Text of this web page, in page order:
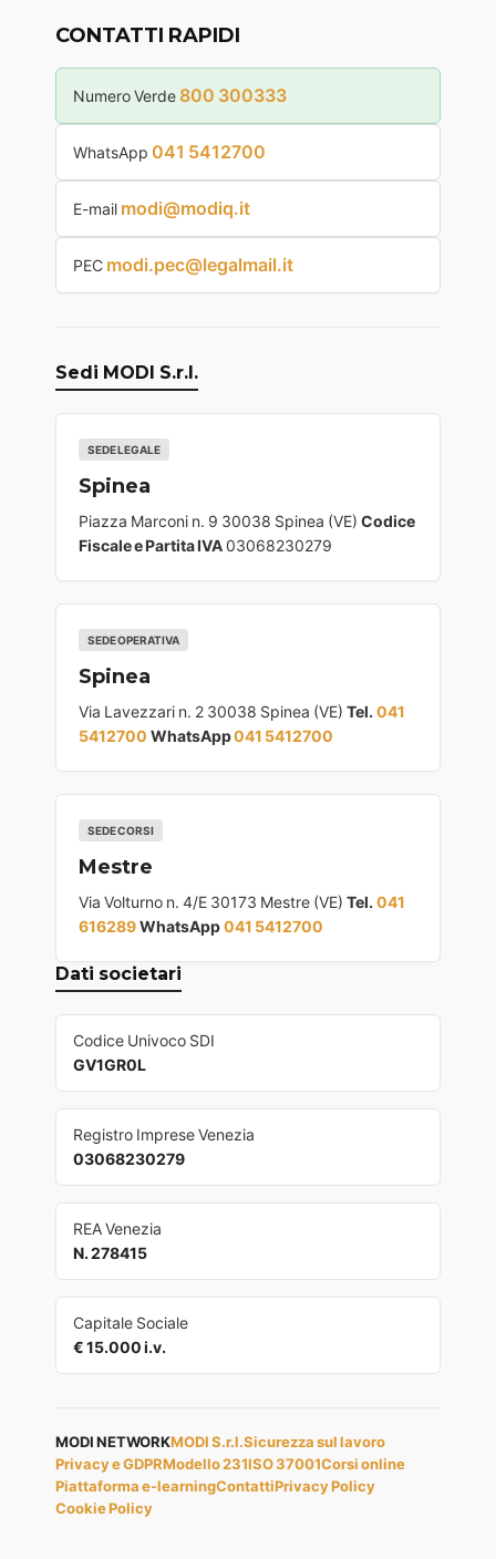
CONTATTI RAPIDI
Numero Verde 800 300333
WhatsApp 041 5412700
E-mail modi@modiq.it
PEC modi.pec@legalmail.it
Sedi MODI S.r.l.
SEDE LEGALE
Spinea
Piazza Marconi n. 9 30038 Spinea (VE) Codice
Fiscale e Partita IVA03068230279
SEDE OPERATIVA
Spinea
Via Lavezzari n. 2 30038 Spinea (VE) Tel. 041
5412700 WhatsApp041 5412700
SEDE CORSI
Mestre
Via Volturno n. 4/E 30173 Mestre (VE) Tel. 041
616289WhatsApp041 5412700
Dati societari
Codice Univoco SDI
GV1GR0L
Registro Imprese Venezia
03068230279
REA Venezia
N. 278415
Capitale Sociale
€ 15.000 i.v.
MODI NETWORKMODI S.r.l.Sicurezza sul lavoro
Privacy e GDPRModello 231ISO 37001Corsi online
Piattaforma e-learningContattiPrivacy Policy
Cookie Policy